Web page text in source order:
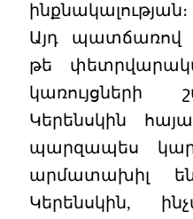
ինքնակալության։
Այդ պատճառով
թե
կառույցների
Կերենսկին
պարզապես
արմատախիլ
Կերենսկին,